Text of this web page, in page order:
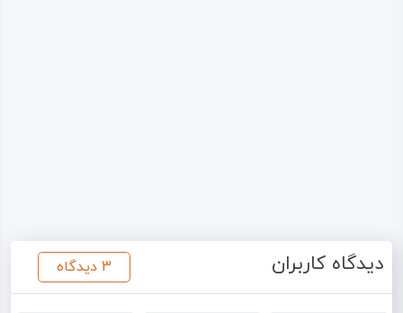
دیدگاه کاربران 3 دیدگاه